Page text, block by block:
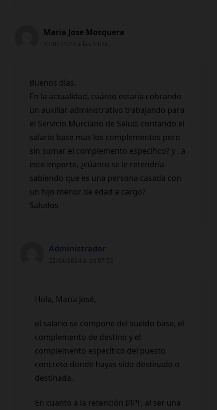
Maria Jose Mosquera
12/02/2024 a las 13:26
Buenos días,
En la actualidad, cuánto estaría cobrando
un auxiliar administrativo trabajando para
el Servicio Murciano de Salud, contando el
salario base mas los complementos pero
sin sumar el complemento específico? y , a
este importe, ¿cúanto se le retendría
sabiendo que es una persona casada con
un hijo menor de edad a cargo?
Saludos
Administrador
22/04/2024 a las 07:52
Hola, María José,
el salario se compone del sueldo base, el
complemento de destino y el
complemento específico del puesto
concreto donde hayas sido destinado o
destinada.
En cuanto a la retención IRPF, al ser una